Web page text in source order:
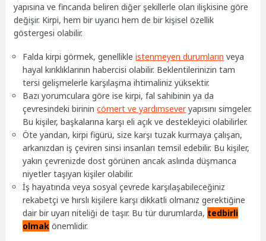
yapısına ve fincanda beliren diğer şekillerle olan ilişkisine göre
değişir. Kirpi, hem bir uyarıcı hem de bir kişisel özellik
göstergesi olabilir.
Falda kirpi görmek, genellikleistenmeyen durumların veya
hayal kırıklıklarının habercisi olabilir. Beklentilerinizin tam
tersi gelişmelerle karşılaşma ihtimaliniz yüksektir.
Bazı yorumculara göre ise kirpi, fal sahibinin ya da
çevresindeki birinincömert ve yardımseveryapısını simgeler.
Bu kişiler, başkalarına karşı eli açık ve destekleyici olabilirler.
Öte yandan, kirpi figürü, size karşı tuzak kurmaya çalışan,
arkanızdan iş çeviren sinsi insanları temsil edebilir. Bu kişiler,
yakın çevrenizde dost görünen ancak aslında düşmanca
niyetler taşıyan kişiler olabilir.
İş hayatında veya sosyal çevrede karşılaşabileceğiniz
rekabetçi ve hırslı kişilere karşı dikkatli olmanız gerektiğine
dair bir uyarı niteliği de taşır. Bu tür durumlarda, tedbirli
olmak önemlidir.